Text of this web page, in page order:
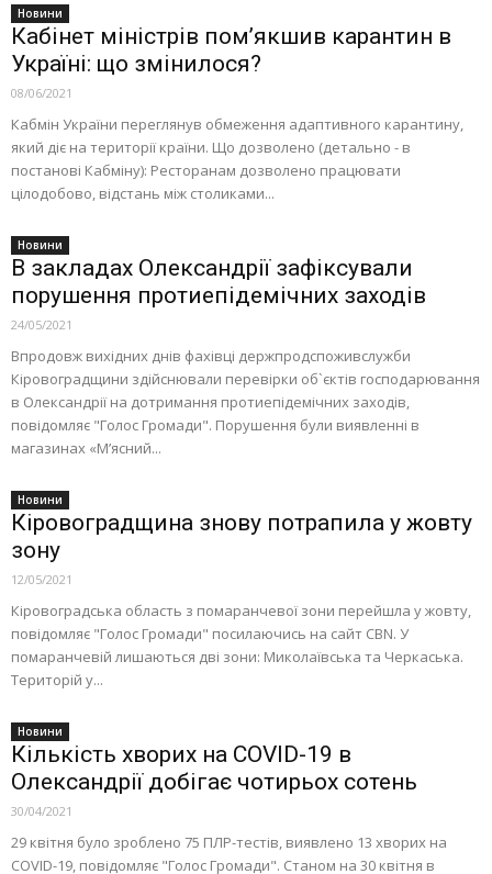
Новини
Кабінет міністрів пом’якшив карантин в
Україні: що змінилося?
08/06/2021
Кабмін України переглянув обмеження адаптивного карантину,
який діє на території країни. Що дозволено (детально - в
постанові Кабміну): Ресторанам дозволено працювати
цілодобово, відстань між столиками...
Новини
В закладах Олександрії зафіксували
порушення протиепідемічних заходів
24/05/2021
Впродовж вихідних днів фахівці держпродспоживслужби
Кіровоградщини здійснювали перевірки об`єктів господарювання
в Олександрії на дотримання протиепідемічних заходів,
повідомляє "Голос Громади". Порушення були виявленні в
магазинах «М’ясний...
Новини
Кіровоградщина знову потрапила у жовту
зону
12/05/2021
Кіровоградська область з помаранчевої зони перейшла у жовту,
повідомляє "Голос Громади" посилаючись на сайт CBN. У
помаранчевій лишаються дві зони: Миколаївська та Черкаська.
Територій у...
Новини
Кількість хворих на COVID-19 в
Олександрії добігає чотирьох сотень
30/04/2021
29 квітня було зроблено 75 ПЛР-тестів, виявлено 13 хворих на
COVID-19, повідомляє "Голос Громади". Станом на 30 квітня в